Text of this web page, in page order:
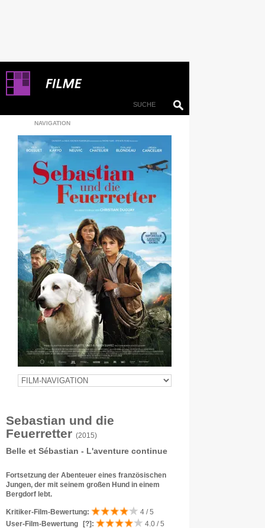
NAVIGATION
Sebastian und die
Feuerretter (2015)
Belle et Sébastian - L'aventure continue
Fortsetzung der Abenteuer eines französischen
Jungen, der mit seinem großen Hund in einem
Bergdorf lebt.
Kritiker-Film-Bewertung:
4 / 5
User-Film-Bewertung
[?] : 4.0 / 5